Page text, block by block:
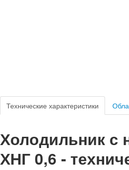
Технические характеристики
Холодильник с
ХНГ 0,6 -